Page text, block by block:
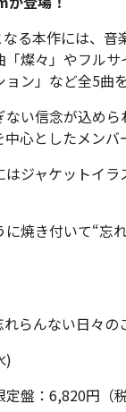
る本作には、
「燦々」やフル
ョン」など全5曲
い信念が込め
心としたメン
ジャケットイ
焼き付いて“忘
らんない日々の
)
盤：6,820円（